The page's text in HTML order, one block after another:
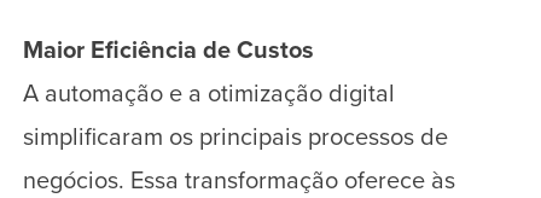
Maior Eficiência de Custos
A automação e a otimização digital
simplificaram os principais processos de
negócios. Essa transformação oferece às